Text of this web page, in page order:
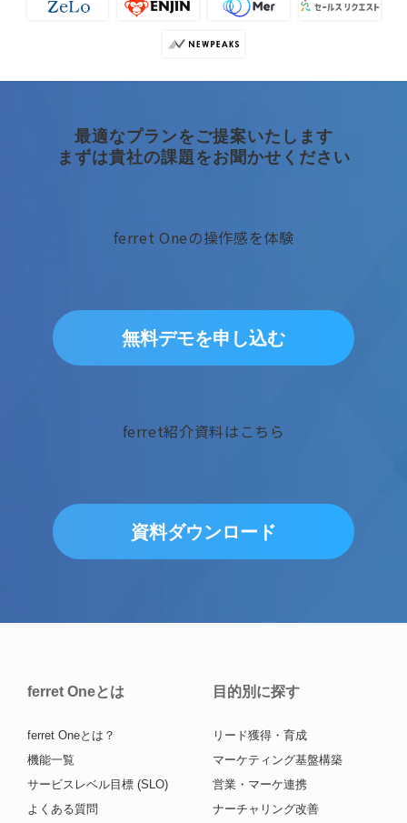
最適なプランをご提案いたします
まずは貴社の課題をお聞かせください
ferret Oneの操作感を体験
無料デモを申し込む
ferret紹介資料はこちら
資料ダウンロード
ferret Oneとは
ferret Oneとは？
機能一覧
サービスレベル目標 (SLO)
よくある質問
目的別に探す
リード獲得・育成
マーケティング基盤構築
営業・マーケ連携
ナーチャリング改善